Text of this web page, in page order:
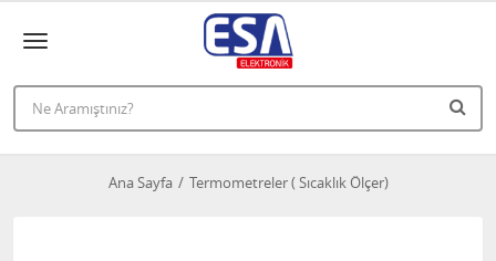
Ana Sayfa Termometreler ( Sıcaklık Ölçer)